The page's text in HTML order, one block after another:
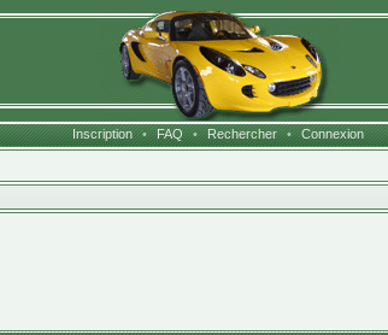
Inscription • FAQ • Rechercher • Connexion